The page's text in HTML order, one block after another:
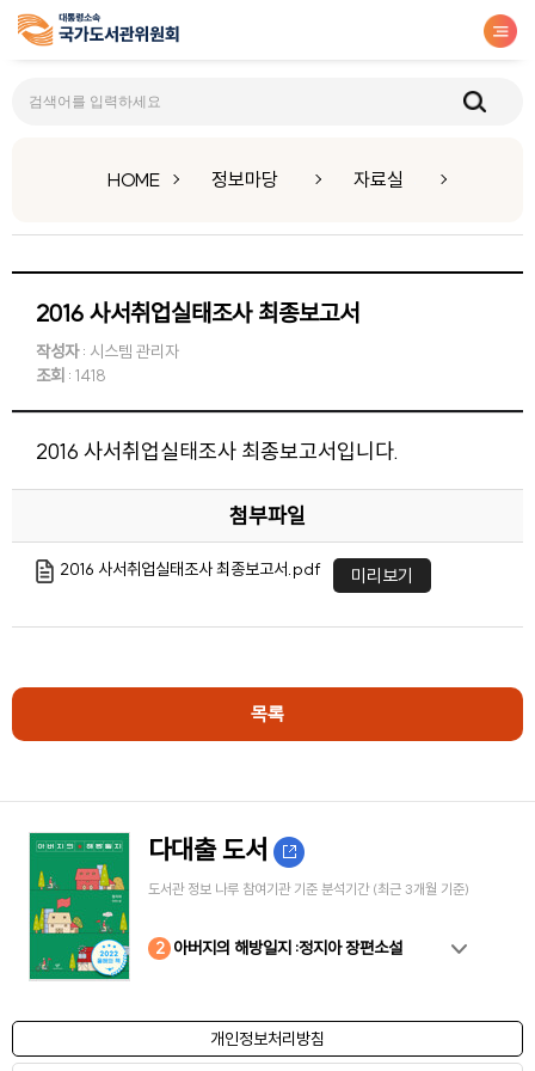
HOME 정보마당 자료실
2016 사서취업실태조사 최종보고서
작성자: 시스템 관리자
조회 : 1418
2016 사서취업실태조사 최종보고서입니다.
첨부파일
2016 사서취업실태조사 최종보고서.pdf 미리보기
목록
다대출 도서
도서관 정보 나루 참여기관 기준 분석기간 (최근 3개월 기준)
1
2 아버지의 해방일지 :정지아 장편소설
3
4
5
6
7
8
9
10
개인정보처리방침